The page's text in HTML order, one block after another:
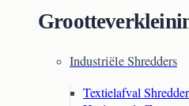
Industriële Shredders
Textielafval Shredder